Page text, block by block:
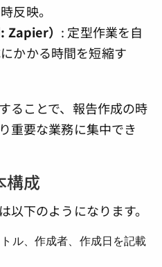
反映。
Zapier） : 定型作業を自
かかる時間を短縮す
ることで、報告作成の時
重要な業務に集中でき
構成
以下のようになります。
トル、作成者、作成日を記載